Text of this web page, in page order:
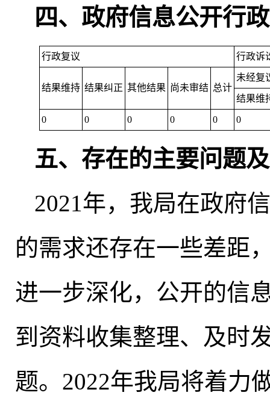
四、政府信息公开行
行政复议 行政诉
结果维持 结果纠正 其他结果 尚未审结 总计
未经复
结果维
0 0 0 0 0 0
五、存在的主要问题
2021年， 我局在政府
的需求还存在一些差距
进一步深化， 公开的信
到资料收集整理、及时
题。2022年我局将着力